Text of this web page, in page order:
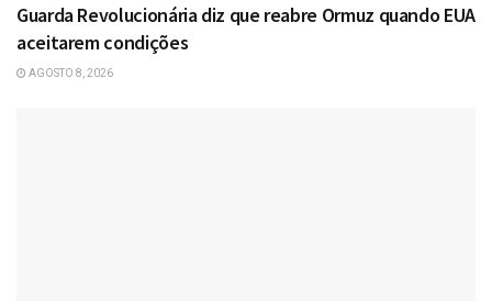
Guarda Revolucionária diz que reabre Ormuz quando EUA
aceitarem condições
AGOSTO 8, 2026